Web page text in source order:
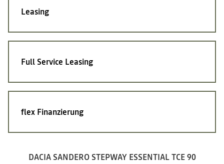
Leasing
Full Service Leasing
flex Finanzierung
DACIA SANDERO STEPWAY ESSENTIAL TCE 90